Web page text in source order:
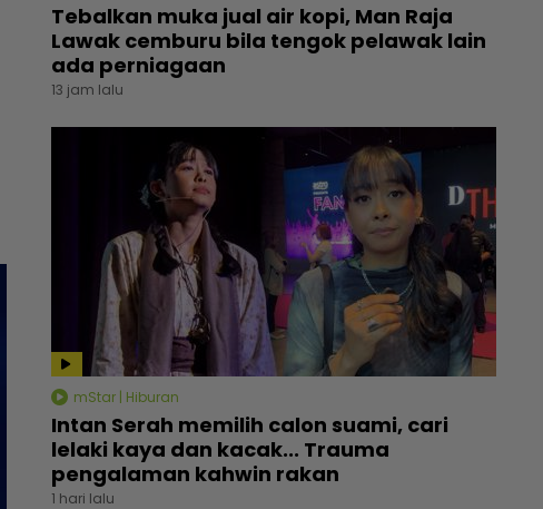
Tebalkan muka jual air kopi, Man Raja
Lawak cemburu bila tengok pelawak lain
ada perniagaan
13 jam lalu
mStar | Hiburan
Intan Serah memilih calon suami, cari
lelaki kaya dan kacak... Trauma
pengalaman kahwin rakan
1 hari lalu